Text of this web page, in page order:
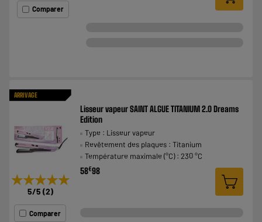
Comparer
ARRIVAGE
★★★★★
★★★★★
5/5 (2)
Comparer
Lisseur vapeur SAINT ALGUE TITANIUM 2.0 Dreams
Edition
Type : Lisseur vapeur
Revêtement des plaques : Titanium
Température maximale (°C) : 230 °C
58€98